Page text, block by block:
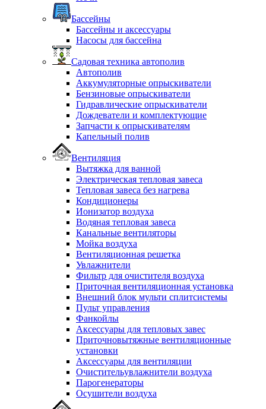
Бассейны
Бассейны и аксессуары
Насосы для бассейна
Садовая техника автополив
Автополив
Аккумуляторные опрыскиватели
Бензиновые опрыскиватели
Гидравлические опрыскиватели
Дождеватели и комплектующие
Запчасти к опрыскивателям
Капельный полив
Вентиляция
Вытяжка для ванной
Электрическая тепловая завеса
Тепловая завеса без нагрева
Кондиционеры
Ионизатор воздуха
Водяная тепловая завеса
Канальные вентиляторы
Мойка воздуха
Вентиляционная решетка
Увлажнители
Фильтр для очистителя воздуха
Приточная вентиляционная установка
Внешний блок мульти сплитсистемы
Пульт управления
Фанкойлы
Аксессуары для тепловых завес
Приточновытяжные вентиляционные
установки
Аксессуары для вентиляции
Очистительувлажнители воздуха
Парогенераторы
Осушители воздуха